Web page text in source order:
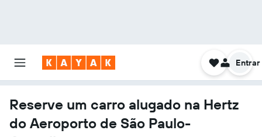
Entrar
Reserve um carro alugado na Hertz
do Aeroporto de São Paulo-